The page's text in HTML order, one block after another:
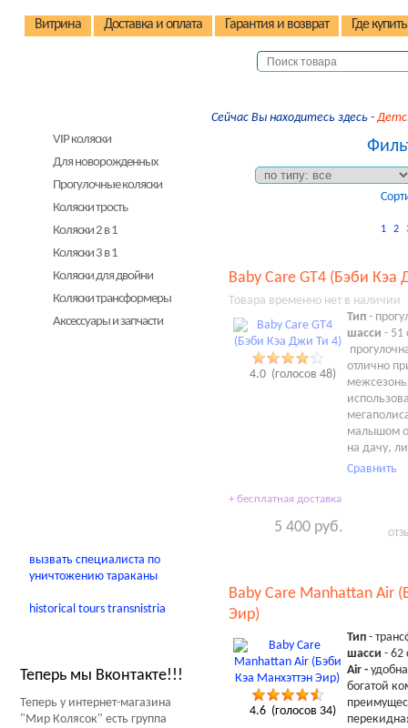
Витрина Доставка и оплата Гарантия и возврат Где купить
Сейчас Вы находитесь здесь -
1 2
Baby Care GT4 (Бэби Кэа
Товара временно нет в наличии
4.0(голосов 48)
Тип-
шасси - 51
отлично
малышом
на дачу,
Сравнить
+ бесплатная доставка
5 400 руб.
Baby Care Manhattan Air
Эир)
4.6(голосов 34)
Тип-
шасси - 62
Air -
богатой
VIP коляски
Для новорожденных
Прогулочные коляски
Коляски трость
Коляски 2 в 1
Коляски 3 в 1
Коляски для двойни
Коляски трансформеры
Аксессуары и запчасти
вызвать специалиста по
уничтожению тараканы
historical tours transnistria
Теперь мы Вконтакте!!!
Теперь у интернет-магазина
"Мир Колясок" есть группа